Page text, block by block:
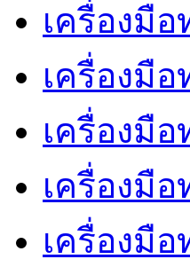
เครื่องมื
เครื่องมื
เครื่องมื
เครื่องมื
เครื่องมื